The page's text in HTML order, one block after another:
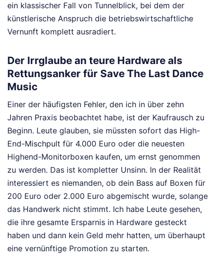
ein klassischer Fall von Tunnelblick, bei dem der
künstlerische Anspruch die betriebswirtschaftliche
Vernunft komplett ausradiert.
Der Irrglaube an teure Hardware als
Rettungsanker für Save The Last Dance
Music
Einer der häufigsten Fehler, den ich in über zehn
Jahren Praxis beobachtet habe, ist der Kaufrausch zu
Beginn. Leute glauben, sie müssten sofort das High-
End-Mischpult für 4.000 Euro oder die neuesten
Highend-Monitorboxen kaufen, um ernst genommen
zu werden. Das ist kompletter Unsinn. In der Realität
interessiert es niemanden, ob dein Bass auf Boxen für
200 Euro oder 2.000 Euro abgemischt wurde, solange
das Handwerk nicht stimmt. Ich habe Leute gesehen,
die ihre gesamte Ersparnis in Hardware gesteckt
haben und dann kein Geld mehr hatten, um überhaupt
eine vernünftige Promotion zu starten.